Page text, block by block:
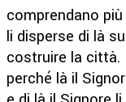
comprendano più
li disperse di là
costruire la città.
perché là il